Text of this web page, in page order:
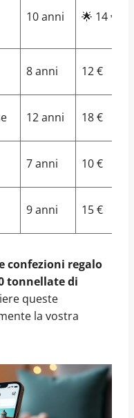
10 anni 🌟 14 €
8 anni 12 €
12 anni 18 €
7 anni 10 €
9 anni 15 €
confezioni regalo
tonnellate di
queste
la vostra